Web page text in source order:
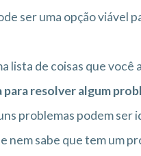
ser uma opção viável
lista de coisas que
para resolver algum
problemas podem ser
sabe que tem um